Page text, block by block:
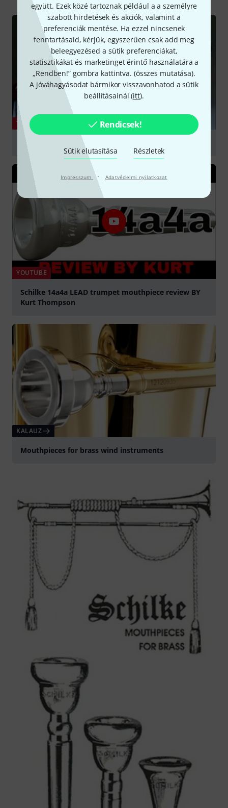
együtt. Ezek közé tartoznak például a a személyre
szabott hirdetések és akciók, valamint a
preferenciák mentése. Ha ezzel nincsenek
fenntartásaid, kérjük, egyszerűen csak add meg
beleegyezésed a sütik preferenciákat,
statisztikákat és marketinget érintő használatára a
„Rendben!” gombra kattintva. (összes mutatása).
A jóváhagyásodat bármikor visszavonhatod a sütik
beállításainál (itt).
Rendicsek!
Sütik elutasítása Részletek
Impresszum · Adatvédelmi nyilatkozat
YOUTUBE
Bach 3C vs Schilke 14A4a
YOUTUBE
Schilke 14a4a LEAD trumpet mouthpiece review BY
Kurt Thompson
KALAUZ
Mouthpieces for brass wind instruments